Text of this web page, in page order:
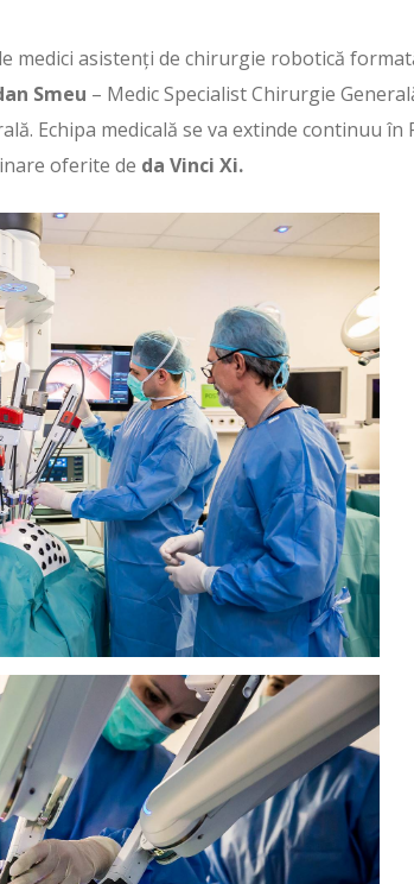
medici asistenți de chirurgie robotică
Smeu – Medic Specialist Chirurgie
Echipa medicală se va extinde continuu în
oferite de da Vinci Xi.